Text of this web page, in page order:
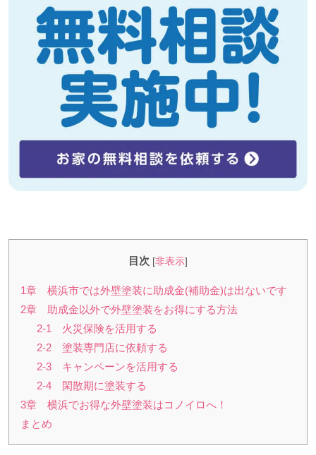
目次 [非表示]
1章 横浜市では外壁塗装に助成金(補助金)は出ないです
2章 助成金以外で外壁塗装をお得にする方法
2-1 火災保険を活用する
2-2 塗装専門店に依頼する
2-3 キャンペーンを活用する
2-4 閑散期に塗装する
3章 横浜でお得な外壁塗装はコノイロへ！
まとめ